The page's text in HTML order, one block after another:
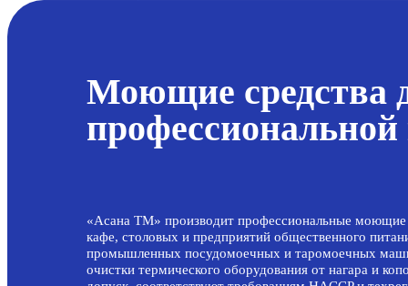
Моющие средства
«Асана ТМ» производит профессиональные моющие
кафе, столовых и предприятий общественного
промышленных посудомоечных и таромоечных
очистки термического оборудования от нагара и